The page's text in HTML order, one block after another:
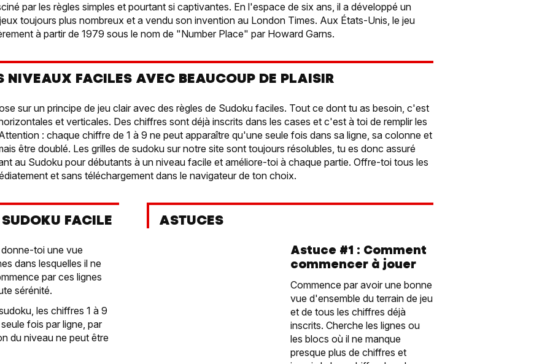
par les règles simples et pourtant si captivantes. En l'espace de six ans, il a développé un
toujours plus nombreux et a vendu son invention au London Times. Aux États-Unis, le jeu
à partir de 1979 sous le nom de "Number Place" par Howard Garns.
NIVEAUX FACILES AVEC BEAUCOUP DE PLAISIR
sur un principe de jeu clair avec des règles de Sudoku faciles. Tout ce dont tu as besoin, c'est
et verticales. Des chiffres sont déjà inscrits dans les cases et c'est à toi de remplir les
: chaque chiffre de 1 à 9 ne peut apparaître qu'une seule fois dans sa ligne, sa colonne et
être doublé. Les grilles de sudoku sur notre site sont toujours résolubles, tu es donc assuré
au Sudoku pour débutants à un niveau facile et améliore-toi à chaque partie. Offre-toi tous les
et sans téléchargement dans le navigateur de ton choix.
FACILE
toi une vue
dans lesquelles il ne
par ces lignes
sérénité.
les chiffres 1 à 9
fois par ligne, par
du niveau ne peut être
ASTUCES
Astuce #1 : Comment
commencer à jouer
Commence par avoir une bonne
vue d'ensemble du terrain de jeu
et de tous les chiffres déjà
inscrits. Cherche les lignes ou
les blocs où il ne manque
presque plus de chiffres et